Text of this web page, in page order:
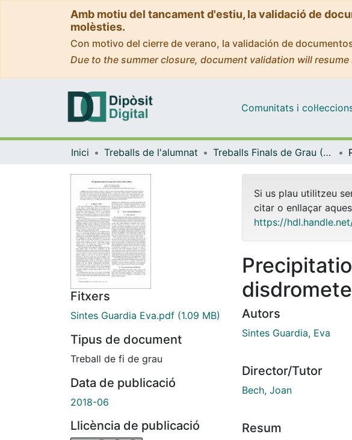
Amb motiu del tancament d'estiu, la validació de
molèsties.
Con motivo del cierre de verano, la validación de
Due to the summer closure, document validation will
Comunitats i
Inici Treballs de l'alumnat Treballs Finals de Grau (TFG) - Física
Fitxers
Sintes Guardia Eva.pdf (1.09 MB)
Tipus de document
Treball de fi de grau
Data de publicació
2018-06
Llicència de publicació
Si us plau utilitzeu
citar o enllaçar
https://
Autors
Sintes Guardia, Eva
Director/Tutor
Bech, Joan
Resum